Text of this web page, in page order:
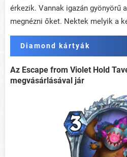
érkezik. Vannak igazán gyönyörű
megnézni őket. Nektek melyik a
Diamond kártyák
Az Escape from Violet Hold
megvásárlásával jár